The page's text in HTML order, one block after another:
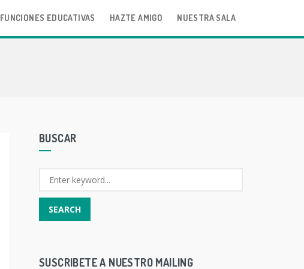
FUNCIONES EDUCATIVAS HAZTE AMIGO NUESTRA SALA
BUSCAR
SUSCRIBETE A NUESTRO MAILING